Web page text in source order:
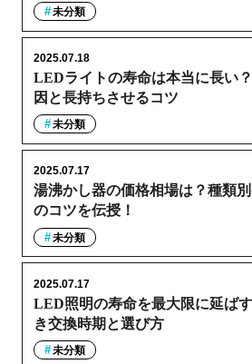
未分類
LEDライトの寿命は本当に長い
因と長持ちさせるコツ
2025.07.18
未分類
湯沸かし器の価格相場は？種類
のコツを伝授！
2025.07.17
未分類
LED照明の寿命を最大限に延ば
き交換時期と選び方
2025.07.17
未分類